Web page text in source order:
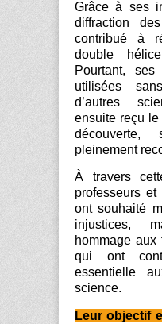
Grâce à ses
diffraction
contribué à
double
Pourtant,
utilisées
d’autres
ensuite reçu
découverte,
pleinement
À travers
professeurs
ont souhaité
injustices,
hommage aux
qui ont
essentielle
science.
Leur objectif